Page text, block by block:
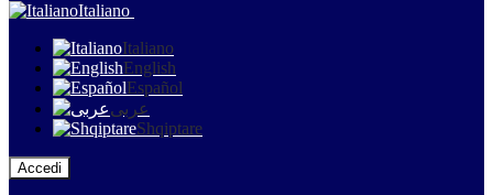
Italiano
Italiano
English
Español
عربى
Shqiptare
Accedi